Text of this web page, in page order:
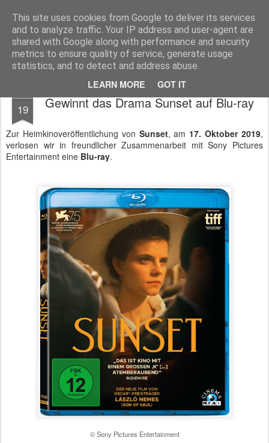
This site uses cookies from Google to deliver its services
and to analyze traffic. Your IP address and user-agent are
shared with Google along with performance and security
metrics to ensure quality of service, generate usage
statistics, and to detect and address abuse.
LEARN MORE GOT IT
MyKinoTrailer
Pages
19 Gewinnt das Drama Sunset auf Blu-ray
Zur Heimkinoveröffentlichung von Sunset, am 17. Oktober 2019,
verlosen wir in freundlicher Zusammenarbeit mit Sony Pictures
Entertainment eine Blu-ray.
© Sony Pictures Entertainment